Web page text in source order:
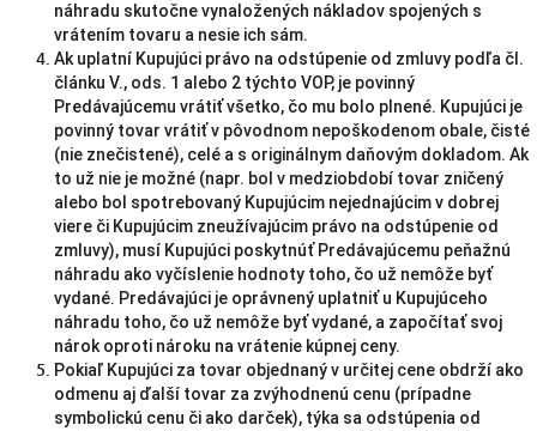
náhradu skutočne vynaložených nákladov spojených s
vrátením tovaru a nesie ich sám.
Ak uplatní Kupujúci právo na odstúpenie od zmluvy podľa čl.
článku V., ods. 1 alebo 2 týchto VOP, je povinný
Predávajúcemu vrátiť všetko, čo mu bolo plnené. Kupujúci je
povinný tovar vrátiť v pôvodnom nepoškodenom obale, čisté
(nie znečistené), celé a s originálnym daňovým dokladom. Ak
to už nie je možné (napr. bol v medziobdobí tovar zničený
alebo bol spotrebovaný Kupujúcim nejednajúcim v dobrej
viere či Kupujúcim zneužívajúcim právo na odstúpenie od
zmluvy), musí Kupujúci poskytnúť Predávajúcemu peňažnú
náhradu ako vyčíslenie hodnoty toho, čo už nemôže byť
vydané. Predávajúci je oprávnený uplatniť u Kupujúceho
náhradu toho, čo už nemôže byť vydané, a započítať svoj
nárok oproti nároku na vrátenie kúpnej ceny.
Pokiaľ Kupujúci za tovar objednaný v určitej cene obdrží ako
odmenu aj ďalší tovar za zvýhodnenú cenu (prípadne
symbolickú cenu či ako darček), týka sa odstúpenia od